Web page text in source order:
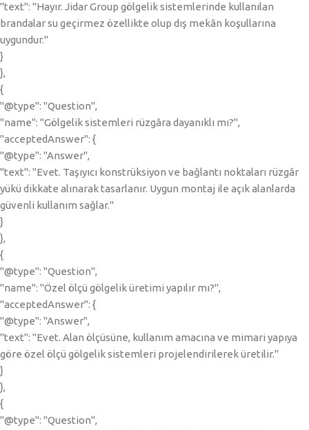
"text": "Hayır. Jidar Group gölgelik sistemlerinde kullanılan
brandalar su geçirmez özellikte olup dış mekân koşullarına
uygundur."
}
},
{
"@type": "Question",
"name": "Gölgelik sistemleri rüzgâra dayanıklı mı?",
"acceptedAnswer": {
"@type": "Answer",
"text": "Evet. Taşıyıcı konstrüksiyon ve bağlantı noktaları rüzgâr
yükü dikkate alınarak tasarlanır. Uygun montaj ile açık alanlarda
güvenli kullanım sağlar."
}
},
{
"@type": "Question",
"name": "Özel ölçü gölgelik üretimi yapılır mı?",
"acceptedAnswer": {
"@type": "Answer",
"text": "Evet. Alan ölçüsüne, kullanım amacına ve mimari yapıya
göre özel ölçü gölgelik sistemleri projelendirilerek üretilir."
}
},
{
"@type": "Question",